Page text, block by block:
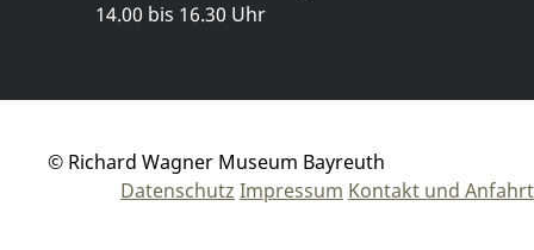
14.00 bis 16.30 Uhr
© Richard Wagner Museum Bayreuth
Datenschutz Impressum Kontakt und Anfahrt